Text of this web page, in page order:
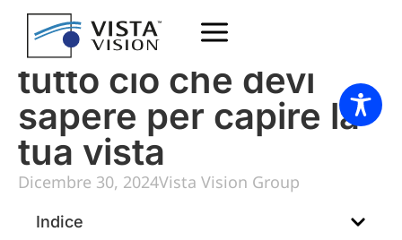
Decimi e diottrie:
tutto ciò che devi
sapere per capire la
tua vista
Dicembre 30, 2024Vista Vision Group
Indice